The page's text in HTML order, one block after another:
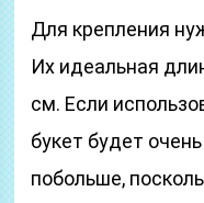
Для крепления
Их идеальная
см. Если
букет будет
побольше,